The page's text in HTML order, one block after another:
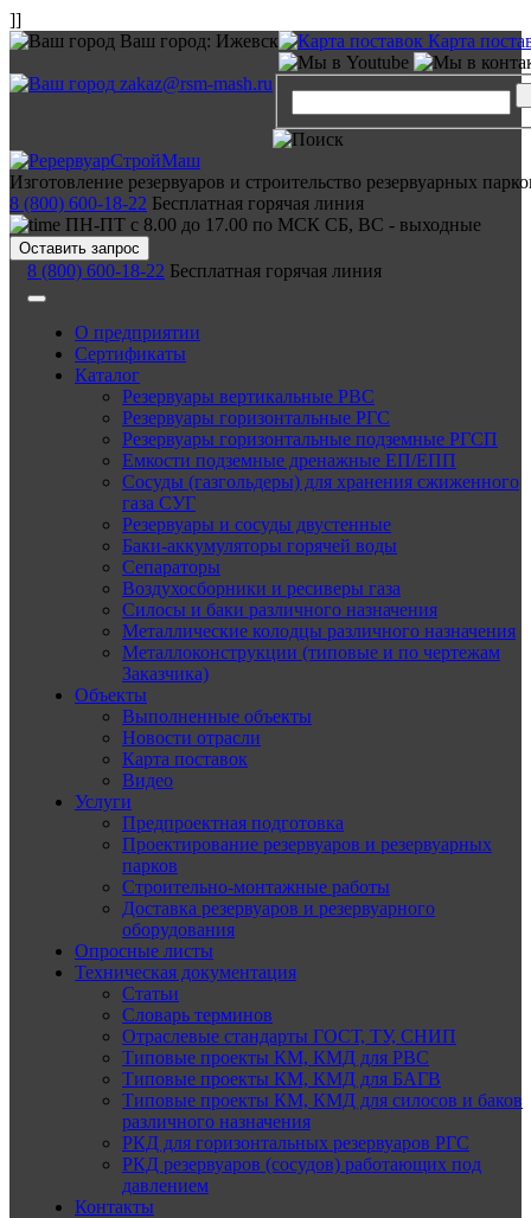
]]
Ваш город: Ижевск Карта
zakaz@rsm-mash.ru
Изготовление резервуаров и строительство резервуарных
8 (800) 600-18-22 Бесплатная горячая линия
ПН-ПТ с 8.00 до 17.00 по МСК СБ, ВС - выходные
Оставить запрос
8 (800) 600-18-22 Бесплатная горячая линия
О предприятии
Сертификаты
Каталог
Резервуары вертикальные РВС
Резервуары горизонтальные РГС
Резервуары горизонтальные подземные РГСП
Емкости подземные дренажные ЕП/ЕПП
Сосуды (газгольдеры) для хранения сжиженного
газа СУГ
Резервуары и сосуды двустенные
Баки-аккумуляторы горячей воды
Сепараторы
Воздухосборники и ресиверы газа
Силосы и баки различного назначения
Металлические колодцы различного назначения
Металлоконструкции (типовые и по чертежам
Заказчика)
Объекты
Выполненные объекты
Новости отрасли
Карта поставок
Видео
Услуги
Предпроектная подготовка
Проектирование резервуаров и резервуарных
парков
Строительно-монтажные работы
Доставка резервуаров и резервуарного
оборудования
Опросные листы
Техническая документация
Статьи
Словарь терминов
Отраслевые стандарты ГОСТ, ТУ, СНИП
Типовые проекты КМ, КМД для РВС
Типовые проекты КМ, КМД для БАГВ
Типовые проекты КМ, КМД для силосов и баков
различного назначения
РКД для горизонтальных резервуаров РГС
РКД резервуаров (сосудов) работающих под
давлением
Контакты